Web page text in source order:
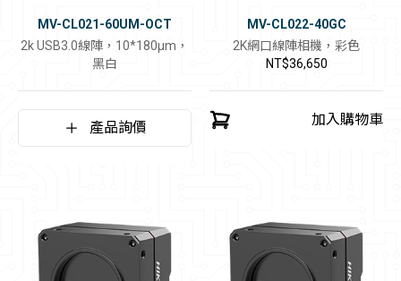
MV-CL021-60UM-OCT
2k USB3.0線陣，10*180μm，
黑白
產品詢價
MV-CL022-40GC
2K網口線陣相機，彩色
NT$36,650
加入購物車